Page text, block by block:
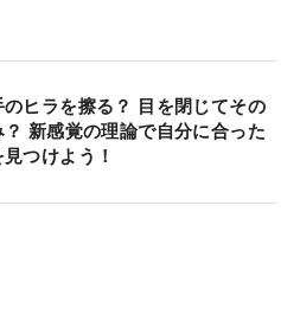
のヒラを擦る？ 目を閉じてその
新感覚の理論で自分に合った
つけよう！